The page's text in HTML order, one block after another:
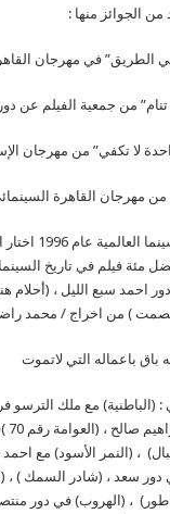
الجوائز منها :
5.وفي
مئة فيلم في تاريخ
احمد سبع الليل ، (أحلام
الصمت ) من اخراج / محمد
باق باعماله التي لاتموت
: (الباطنية) مع ملك
، (النمر الأسود) مع
سعد ، (شادر السمك ) ،
، (الهروب) في دور